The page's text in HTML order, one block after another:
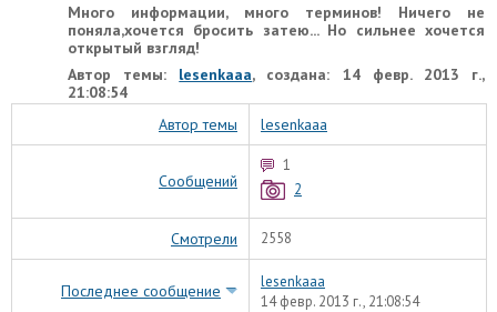
Много информации, много терминов! Ничего не
поняла,хочется бросить затею... Но сильнее хочется
открытый взгляд!
Автор темы: lesenkaaa, создана: 14 февр. 2013 г.,
21:08:54
Автор темы
lesenkaaa
Сообщений
1
2
Смотрели 2558
Последнее сообщение
lesenkaaa
14 февр. 2013 г., 21:08:54